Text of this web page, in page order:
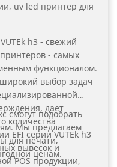
uv led принтер для
h3 - свежий
- самых
функционалом.
выбор задач
дает
количества
EFI серии VUTEk h3
вывесок и
POS продукции,
смогут подобрать
Мы предлагаем
для печати,
ценам.